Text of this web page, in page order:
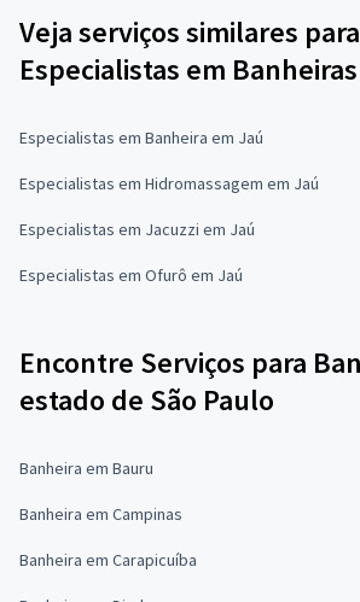
Veja serviços similares para
Especialistas em Banheiras
Especialistas em Banheira em Jaú
Especialistas em Hidromassagem em Jaú
Especialistas em Jacuzzi em Jaú
Especialistas em Ofurô em Jaú
Encontre Serviços para
estado de São Paulo
Banheira em Bauru
Banheira em Campinas
Banheira em Carapicuíba